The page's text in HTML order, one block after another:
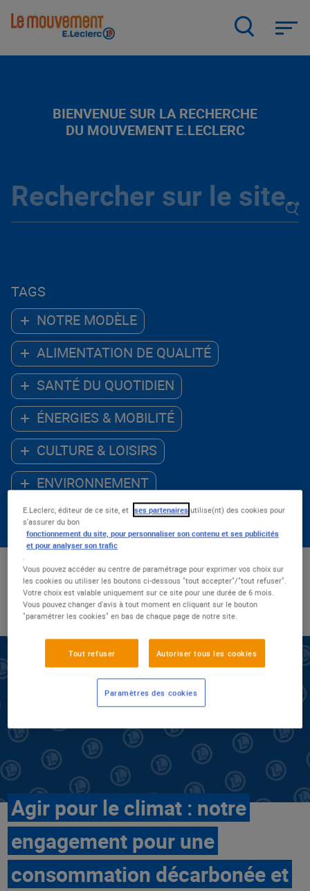
BIENVENUE SUR LA RECHERCHE
DU MOUVEMENT E.LECLERC
TAGS
NOTRE MODÈLE
ALIMENTATION DE QUALITÉ
SANTÉ DU QUOTIDIEN
ÉNERGIES & MOBILITÉ
CULTURE & LOISIRS
ENVIRONNEMENT
ACCÈS AU NUMÉRIQUE
Les - récents
Nombre de résultats : 54
Agir pour le climat : notre
engagement pour une
consommation décarbonée et
E.Leclerc, éditeur de ce site, et ses partenaires utilise(nt) des cookies pour
s'assurer du bon
fonctionnement du site, pour personnaliser son contenu et ses publicités
et pour analyser son trafic
Vous pouvez accéder au centre de paramétrage pour exprimer vos choix sur
les cookies ou utiliser les boutons ci-dessous "tout accepter"/"tout refuser".
Votre choix est valable uniquement sur ce site pour une durée de 6 mois.
Vous pouvez changer d'avis à tout moment en cliquant sur le bouton
"paramétrer les cookies" en bas de chaque page de notre site.
Tout refuser Autoriser tous les cookies
Paramètres des cookies